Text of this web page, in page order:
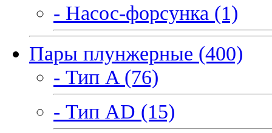
- Насос-форсунка (1)
Пары плунжерные (400)
- Тип A (76)
- Тип AD (15)